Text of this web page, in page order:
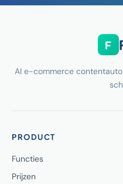
F
AI e-commerce
PRODUCT
Functies
Prijzen